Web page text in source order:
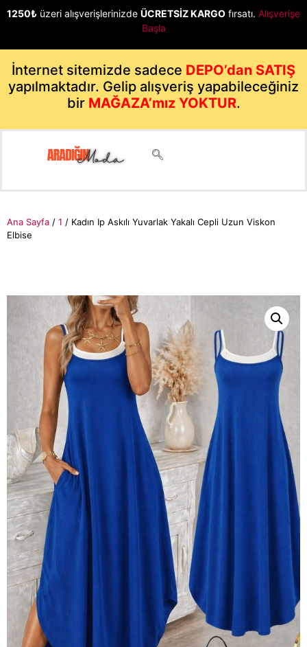
1250₺ üzeri alışverişlerinizde ÜCRETSİZ KARGO fırsatı. Alışverişe
Başla
İnternet sitemizde sadece DEPO’dan SATIŞ
yapılmaktadır. Gelip alışveriş yapabileceğiniz
bir MAĞAZA’mız YOKTUR.
Ana Sayfa / 1 / Kadın Ip Askılı Yuvarlak Yakalı Cepli Uzun Viskon
Elbise